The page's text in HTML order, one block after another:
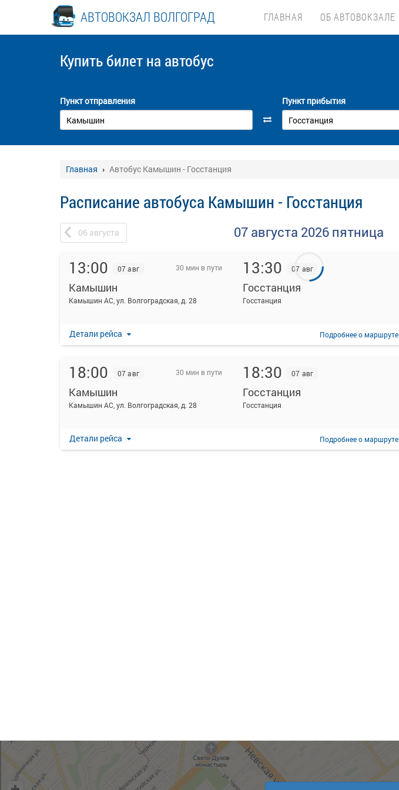
АВТОВОКЗАЛ ВОЛГОГРАД ГЛАВНАЯ ОБ АВТОВОКЗАЛЕ
Купить билет на автобус
Пункт отправления Пункт прибытия
Главная Автобус Камышин - Госстанция
Расписание автобуса Камышин - Госстанция
06 августа 07 августа 2026 пятница
13:00 07 авг 30 мин в пути
Камышин
Камышин АС, ул. Волгоградская, д. 28
13:30 07 авг
Госстанция
Госстанция
Детали рейса Подробнеео маршруте
18:00 07 авг 30 мин в пути
Камышин
Камышин АС, ул. Волгоградская, д. 28
18:30 07 авг
Госстанция
Госстанция
Детали рейса Подробнеео маршруте